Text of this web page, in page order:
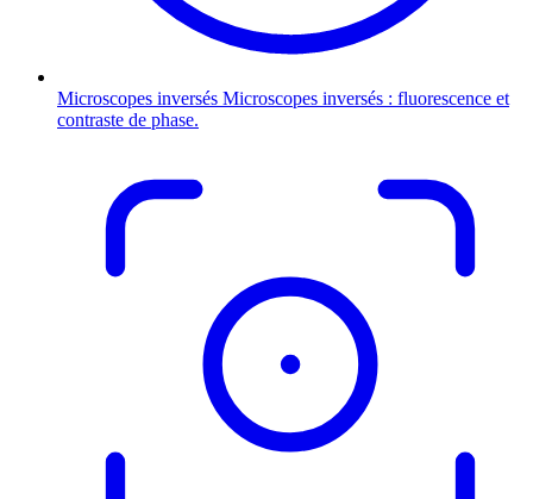
Microscopes inversés Microscopes inversés : fluorescence et
contraste de phase.